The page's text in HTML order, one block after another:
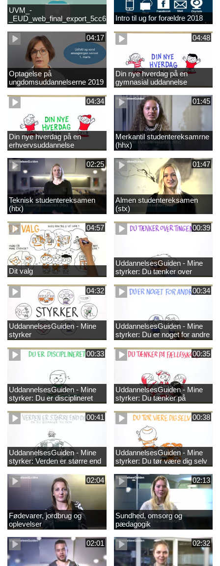
UVM_-
Intro til ug for forældre 2018
04:17
Optagelse på
ungdomsuddannelserne 2019
04:48
Din nye hverdag på en
gymnasial uddannelse
04:34
Din nye hverdag på en
erhvervsuddannelse
01:45
Merkantil studentereksamrne
(hhx)
02:25
Teknisk studentereksamen
(htx)
01:47
Almen studentereksamen
(stx)
04:57
Dit valg
00:39
UddannelsesGuiden - Mine
styrker: Du tænker over
tingene
04:32
UddannelsesGuiden - Mine
styrker
00:34
UddannelsesGuiden - Mine
styrker: Du er noget for andre
00:33
UddannelsesGuiden - Mine
styrker: Du er disciplineret
00:35
UddannelsesGuiden - Mine
styrker: Du tænker på
fællesskabet
00:41
UddannelsesGuiden - Mine
styrker: Verden er større end
dig og du bidrager til den
00:38
UddannelsesGuiden - Mine
styrker: Du tør være dig selv
02:04
Fødevarer, jordbrug og
oplevelser
02:13
Sundhed, omsorg og
pædagogik
02:01 02:32